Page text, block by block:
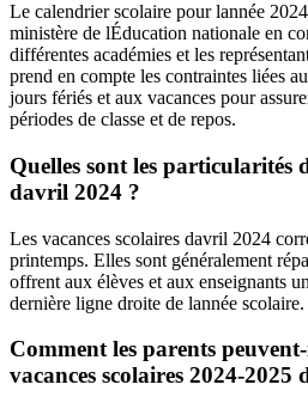
Le calendrier scolaire pour lannée
ministère de lÉducation nationale en
différentes académies et les
prend en compte les contraintes liées
jours fériés et aux vacances pour
périodes de classe et de repos.
Quelles sont les particularités
davril 2024 ?
Les vacances scolaires davril 2024
printemps. Elles sont généralement
offrent aux élèves et aux enseignants
dernière ligne droite de lannée scolaire.
Comment les parents
vacances scolaires 2024-2025